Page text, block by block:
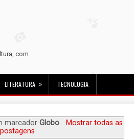
com
LITERATURA » TECNOLOGIA
marcadorGlobo.
Mostrar todas as
postagens